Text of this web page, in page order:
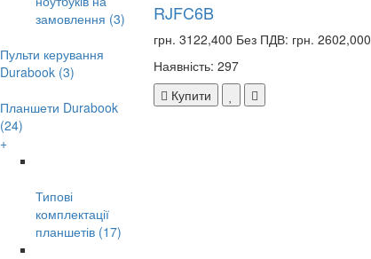
замовлення (3)
Пульти керування
Durabook (3)
Планшети Durabook
(24)
+
Типові
комплектації
планшетів (17)
RJFC6B
грн. 3122,400 Без ПДВ: грн. 2602,000
Наявність: 297
Купити